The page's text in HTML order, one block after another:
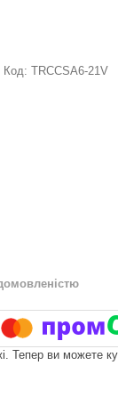
Код: TRCCSA6-21V
Тепер ви можете